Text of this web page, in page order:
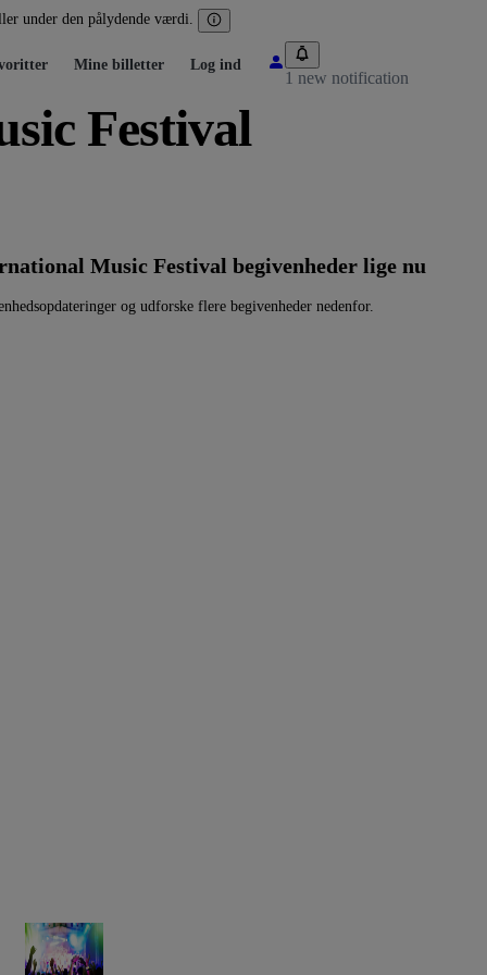
under den pålydende værdi.
Mine billetter Log ind
1 new notification
Festival
Music Festival begivenheder lige nu
og udforske flere begivenheder nedenfor.